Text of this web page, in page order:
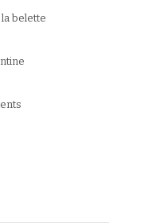
belette